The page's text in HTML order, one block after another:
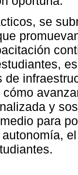
se
de
y
para